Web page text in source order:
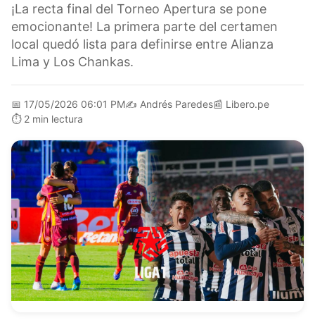
¡La recta final del Torneo Apertura se pone
emocionante! La primera parte del certamen
local quedó lista para definirse entre Alianza
Lima y Los Chankas.
📅 17/05/2026 06:01 PM✍️ Andrés Paredes📰 Libero.pe
⏱️ 2 min lectura